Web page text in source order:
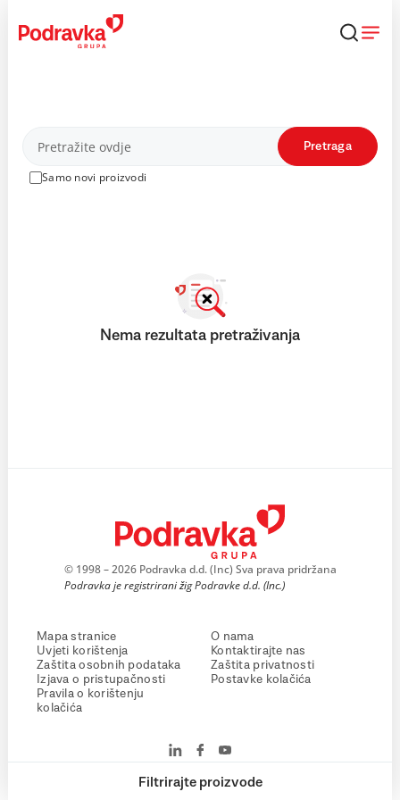
content
Proizvodi
Samo novi proizvodi
Pretraga
Filtrirajte proizvode
Nema rezultata pretraživanja
© 1998 – 2026 Podravka d.d. (Inc) Sva prava pridržana
Podravka je registrirani žig Podravke d.d. (Inc.)
Mapa stranice
Uvjeti korištenja
Zaštita osobnih podataka
Izjava o pristupačnosti
Pravila o korištenju
kolačića
O nama
Kontaktirajte nas
Zaštita privatnosti
Postavke kolačića